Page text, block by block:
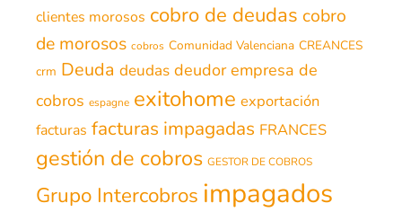
clientes morosos cobro de deudas cobro
de morosos cobros Comunidad Valenciana CREANCES
crm Deuda deudas deudor empresa de
cobros espagne exitohome exportación
facturas facturas impagadas FRANCES
gestión de cobros GESTOR DE COBROS
Grupo Intercobros impagados